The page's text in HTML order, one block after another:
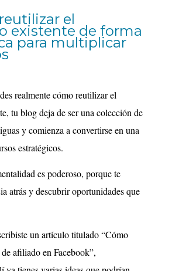
el
existente de forma
para multiplicar
realmente cómo reutilizar el
tu blog deja de ser una colección de
y comienza a convertirse en una
estratégicos.
es poderoso, porque te
atrás y descubrir oportunidades que
un artículo titulado “Cómo
afiliado en Facebook”,